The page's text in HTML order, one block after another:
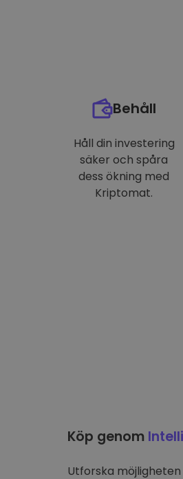
Behåll
Håll din investering
säker och spåra
dess ökning med
Kriptomat.
Köp genom
Utforska